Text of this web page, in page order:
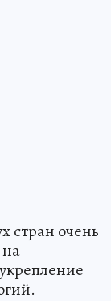
стран очень